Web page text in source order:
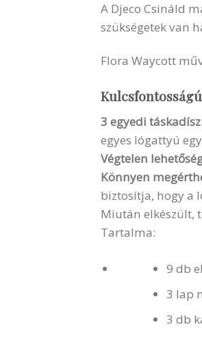
A Djeco Csináld
szükségetek van
Flora Waycott
3 egyedi
egyes lógattyú
Végtelen
Könnyen
biztosítja, hogy a
Miután elkészült,
Tartalma:
9 db
3 lap
3 db